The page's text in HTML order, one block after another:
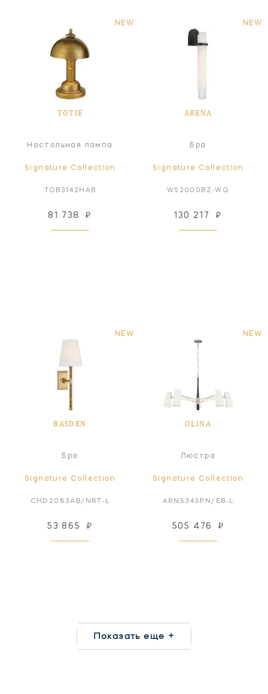
NEW
TOTIE
Настольная лампа
Signature Collection
TOB3142HAB
81 738 ₽
NEW
ARENA
Бра
Signature Collection
WS2000BZ-WG
130 217 ₽
NEW
BASDEN
Бра
Signature Collection
CHD2083AB/NRT-L
53 865 ₽
NEW
OLINA
Люстра
Signature Collection
ARN5345PN/EB-L
505 476 ₽
Показать еще +